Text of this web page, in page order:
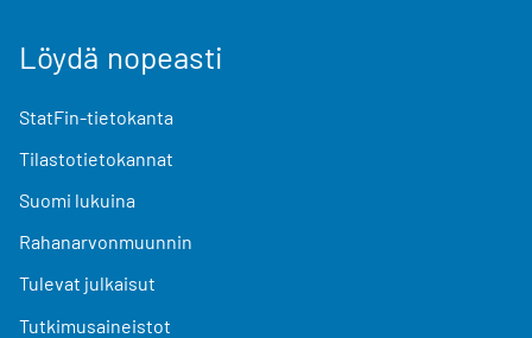
Löydä nopeasti
StatFin-tietokanta
Tilastotietokannat
Suomi lukuina
Rahanarvonmuunnin
Tulevat julkaisut
Tutkimusaineistot